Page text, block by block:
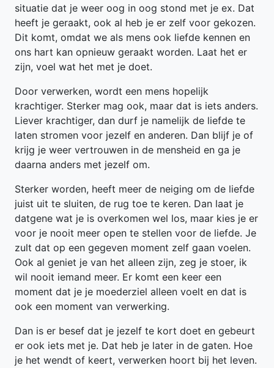
situatie dat je weer oog in oog stond met je ex. Dat
heeft je geraakt, ook al heb je er zelf voor gekozen.
Dit komt, omdat we als mens ook liefde kennen en
ons hart kan opnieuw geraakt worden. Laat het er
zijn, voel wat het met je doet.
Door verwerken, wordt een mens hopelijk
krachtiger. Sterker mag ook, maar dat is iets anders.
Liever krachtiger, dan durf je namelijk de liefde te
laten stromen voor jezelf en anderen. Dan blijf je of
krijg je weer vertrouwen in de mensheid en ga je
daarna anders met jezelf om.
Sterker worden, heeft meer de neiging om de liefde
juist uit te sluiten, de rug toe te keren. Dan laat je
datgene wat je is overkomen wel los, maar kies je er
voor je nooit meer open te stellen voor de liefde. Je
zult dat op een gegeven moment zelf gaan voelen.
Ook al geniet je van het alleen zijn, zeg je stoer, ik
wil nooit iemand meer. Er komt een keer een
moment dat je je moederziel alleen voelt en dat is
ook een moment van verwerking.
Dan is er besef dat je jezelf te kort doet en gebeurt
er ook iets met je. Dat heb je later in de gaten. Hoe
je het wendt of keert, verwerken hoort bij het leven.